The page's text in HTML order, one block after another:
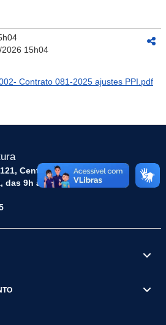
2026 15h04
Contrato 081-2025 ajustes PPI.pdf
Centro – CEP: 35570-128
das 9h às 16h